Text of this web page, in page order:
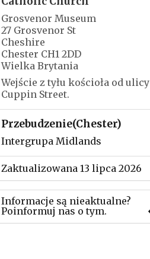
Grosvenor Museum
27 Grosvenor St
Cheshire
Chester CH1 2DD
Wielka Brytania
Wejście z tyłu kościoła od ulicy
Cuppin Street.
Przebudzenie(Chester)
Intergrupa Midlands
Zaktualizowana 13 lipca 2026
Informacje są nieaktualne?
Poinformuj nas o tym.